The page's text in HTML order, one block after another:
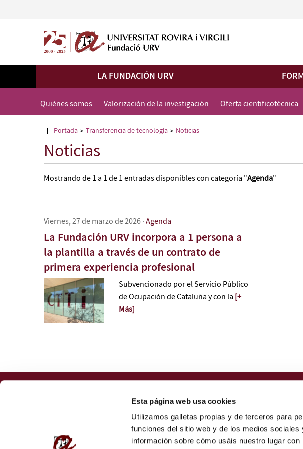
Esta página web usa cookies
Utilizamos galletas propias y de terceros para
funciones del sitio web y de los medios
información sobre cómo usáis nuestro lugar
LA FUNDACIÓN URV
Quiénes somos Valorización de la investigación Oferta cientificotécnica
Portada Transferencia de tecnología Noticias
Noticias
Mostrando de1 a 1de 1 entradas disponibles con categoría "Agenda"
Viernes, 27 de marzo de 2026·Agenda
La Fundación URV incorpora a 1 persona a
la plantilla a través de un contrato de
primera experiencia profesional
Subvencionado por el Servicio Público
de Ocupación de Cataluña y con la [+
Más]
Centro de Transferencia de Tecnología e Innovación
Av. Països Catalans, 18. 43007 Tarragona (cómo llegar)
ctti@fundacio.urv.cat